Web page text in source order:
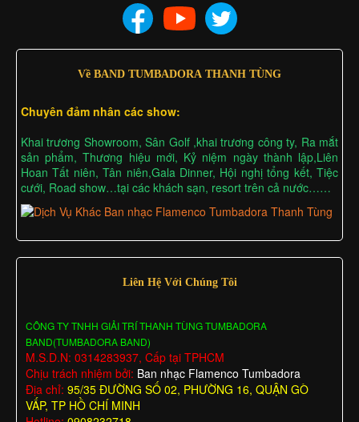
Về BAND TUMBADORA THANH TÙNG
Chuyên đảm nhân các show:
Khai trương Showroom, Sân Golf ,khai trương công ty, Ra mắt
sản phẩm, Thương hiệu mới, Kỷ niệm ngày thành lập,Liên
Hoan Tất niên, Tân niên,Gala Dinner, Hội nghị tổng kết, Tiệc
cưới, Road show…tại các khách sạn, resort trên cả nước……
Liên Hệ Với Chúng Tôi
CÔNG TY TNHH GIẢI TRÍ THANH TÙNG TUMBADORA
BAND(TUMBADORA BAND)
M.S.D.N: 0314283937, Cấp tại TPHCM
Chịu trách nhiệm bởi: Ban nhạc Flamenco Tumbadora
Địa chỉ: 95/35 ĐƯỜNG SỐ 02, PHƯỜNG 16, QUẬN GÒ
VẤP, TP HỒ CHÍ MINH